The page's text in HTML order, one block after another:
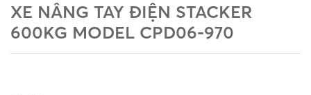
XE NÂNG TAY ĐIỆN STACKER
600KG MODEL CPD06-970